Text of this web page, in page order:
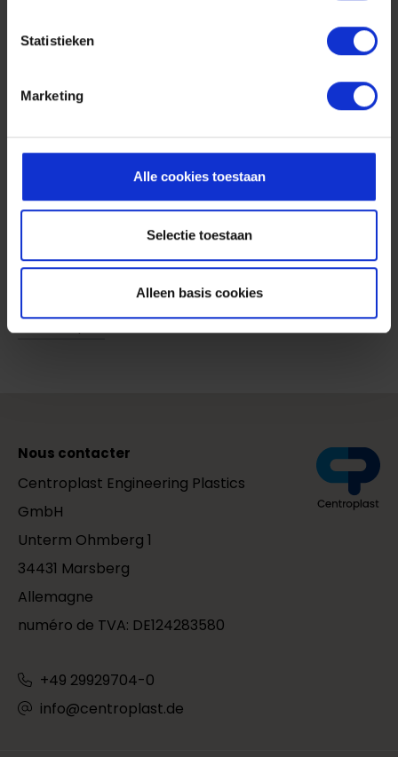
Statistieken
Marketing
Alle cookies toestaan
Selectie toestaan
Alleen basis cookies
Produits semi-finis en plastique sur-
En savoir plus
Nous contacter
Centroplast Engineering Plastics
GmbH
Unterm Ohmberg 1
34431 Marsberg
Allemagne
numéro de TVA: DE124283580
+49 29929704-0
info@centroplast.de